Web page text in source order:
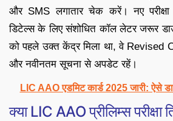
और SMS लगातार चेक करें। नए
डिटेल्स के लिए संशोधित कॉल लेटर जरूर
को पहले उक्त केंद्र मिला था, वे Revised
और नवीनतम सूचना से अपडेट रहें।
LIC AAO एडमिट कार्ड 2025 जारी: ऐसे
क्या LIC AAO प्रीलिम्स परीक्षा